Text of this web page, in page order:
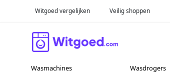
Witgoed vergelijken Veilig shoppen
Wasmachines Wasdrogers